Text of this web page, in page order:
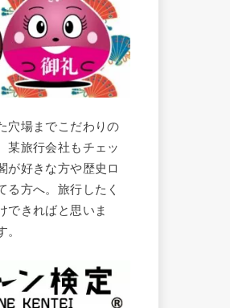
穴場までこだわりの
某旅行会社もチェッ
が好きな方や歴史ロ
る方へ。旅行したく
できればと思いま
。